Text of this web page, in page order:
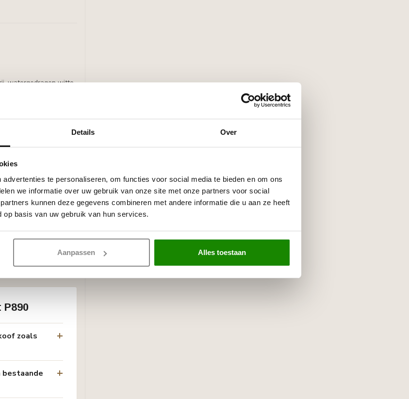
Details Over
te personaliseren, om functies voor social media te bieden en om ons
we informatie over uw gebruik van onze site met onze partners voor social
kunnen deze gegevens combineren met andere informatie die u aan ze heeft
basis van uw gebruik van hun services.
Aanpassen Alles toestaan
watergedragen witte
primer,
verven. De lijsten
één geheel
zoals
bestaande